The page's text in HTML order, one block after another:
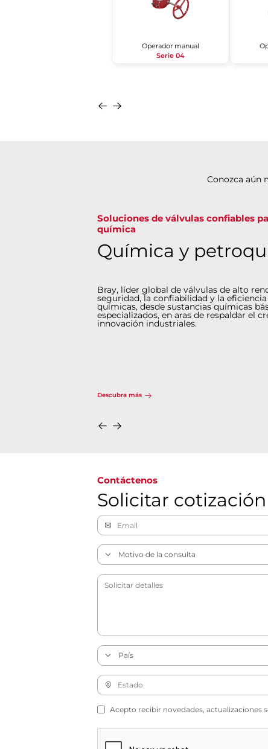
Operador manual
Serie 04
Conozca aún
Soluciones de válvulas confiables
química
Química y
Bray, líder global de válvulas de alto
seguridad, la confiabilidad y la
químicas, desde sustancias químicas
especializados, en aras de respaldar el
innovación industriales.
Descubra más
Contáctenos
Solicitar cotización
Acepto recibir novedades, actualizaciones